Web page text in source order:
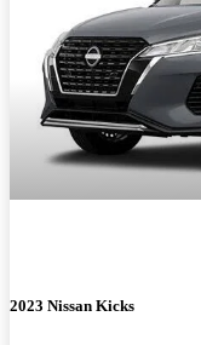
2023 Nissan Kicks